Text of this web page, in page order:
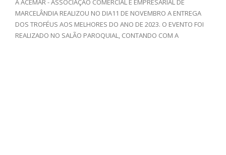
A ACEMAR - ASSOCIAÇÃO COMERCIAL E EMPRESARIAL DE
MARCELÂNDIA REALIZOU NO DIA11 DE NOVEMBRO A ENTREGA
DOS TROFÉUS AOS MELHORES DO ANO DE 2023. O EVENTO FOI
REALIZADO NO SALÃO PAROQUIAL, CONTANDO COM A